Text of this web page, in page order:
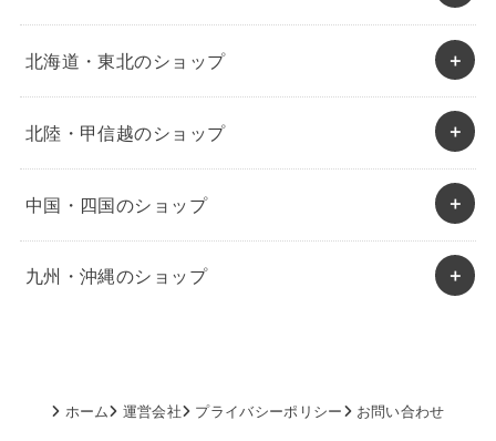
北海道・東北のショップ
北陸・甲信越のショップ
中国・四国のショップ
九州・沖縄のショップ
ホーム 運営会社 プライバシーポリシー お問い合わせ